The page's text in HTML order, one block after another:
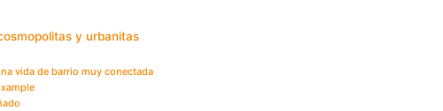
y urbanitas
vida de barrio muy conectada